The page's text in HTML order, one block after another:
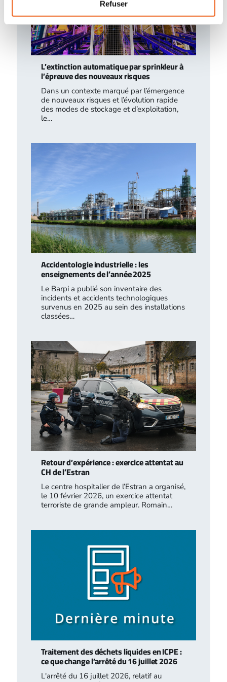
Refuser
L’extinction automatique par sprinkleur à
l’épreuve des nouveaux risques
Dans un contexte marqué par l’émergence
de nouveaux risques et l’évolution rapide
des modes de stockage et d’exploitation,
le…
Accidentologie industrielle : les
enseignements de l’année 2025
Le Barpi a publié son inventaire des
incidents et accidents technologiques
survenus en 2025 au sein des installations
classées…
Retour d’expérience : exercice attentat au
CH de l’Estran
Le centre hospitalier de l’Estran a organisé,
le 10 février 2026, un exercice attentat
terroriste de grande ampleur. Romain…
Traitement des déchets liquides en ICPE :
ce que change l’arrêté du 16 juillet 2026
L'arrêté du 16 juillet 2026, relatif au